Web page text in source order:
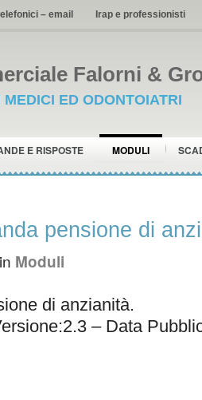
– email Irap e professionisti
Falorni &
ED ODONTOIATRI
E RISPOSTE MODULI
pensione di
in Moduli
di anzianità.
– Data